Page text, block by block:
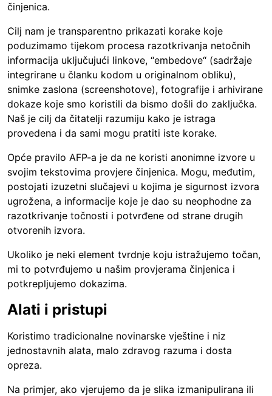
činjenica.
Cilj nam je transparentno prikazati korake koje
poduzimamo tijekom procesa razotkrivanja netočnih
informacija uključujući linkove, “embedove“ (sadržaje
integrirane u članku kodom u originalnom obliku),
snimke zaslona (screenshotove), fotografije i arhivirane
dokaze koje smo koristili da bismo došli do zaključka.
Naš je cilj da čitatelji razumiju kako je istraga
provedena i da sami mogu pratiti iste korake.
Opće pravilo AFP-a je da ne koristi anonimne izvore u
svojim tekstovima provjere činjenica. Mogu, međutim,
postojati izuzetni slučajevi u kojima je sigurnost izvora
ugrožena, a informacije koje je dao su neophodne za
razotkrivanje točnosti i potvrđene od strane drugih
otvorenih izvora.
Ukoliko je neki element tvrdnje koju istražujemo točan,
mi to potvrđujemo u našim provjerama činjenica i
potkrepljujemo dokazima.
Alati i pristupi
Koristimo tradicionalne novinarske vještine i niz
jednostavnih alata, malo zdravog razuma i dosta
opreza.
Na primjer, ako vjerujemo da je slika izmanipulirana ili